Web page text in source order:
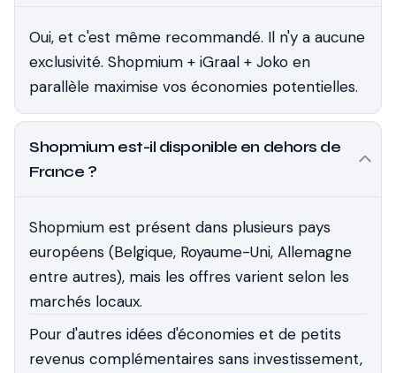
Oui, et c'est même recommandé. Il n'y a aucune
exclusivité. Shopmium + iGraal + Joko en
parallèle maximise vos économies potentielles.
Shopmium est-il disponible en dehors de
France ?
Shopmium est présent dans plusieurs pays
européens (Belgique, Royaume-Uni, Allemagne
entre autres), mais les offres varient selon les
marchés locaux.
Pour d'autres idées d'économies et de petits
revenus complémentaires sans investissement,